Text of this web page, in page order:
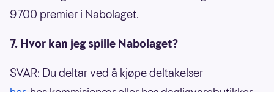
9700 premier i Nabolaget.
7. Hvor kan jeg spille Nabolaget?
SVAR: Du deltar ved å kjøpe deltakelser